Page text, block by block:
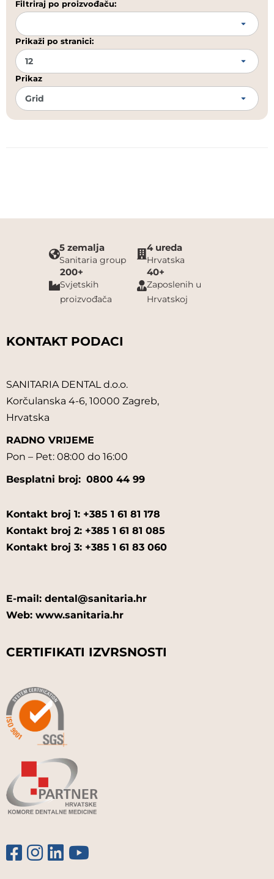
Filtriraj po proizvođaču:
Prikaži po stranici:
Prikaz
5 zemalja
Sanitaria group
4 ureda
Hrvatska
200+
Svjetskih
proizvođača
40+
Zaposlenih u
Hrvatskoj
KONTAKT PODACI
SANITARIA DENTAL d.o.o.
Korčulanska 4-6, 10000 Zagreb,
Hrvatska
RADNO VRIJEME
Pon – Pet: 08:00 do 16:00
Besplatni broj: 0800 44 99
Kontakt broj 1: +385 1 61 81 178
Kontakt broj 2: +385 1 61 81 085
Kontakt broj 3: +385 1 61 83 060
E-mail: dental@sanitaria.hr
Web: www.sanitaria.hr
CERTIFIKATI IZVRSNOSTI